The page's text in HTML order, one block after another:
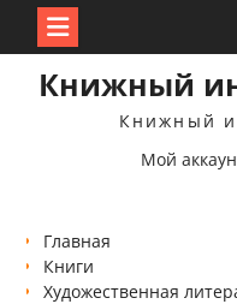
Книжный
Книжный
Мой
Главная
Книги
Xудожественная